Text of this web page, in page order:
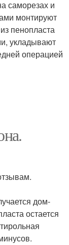
саморезах и
монтируют
пенопласта
укладывают
операцией
дом-
остается